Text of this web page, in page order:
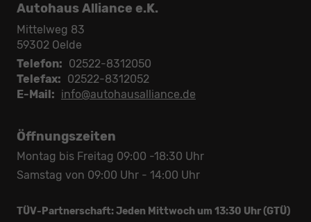
Autohaus Alliance e.K.
Mittelweg 83
59302 Oelde
Telefon: 02522-8312050
Telefax: 02522-8312052
E-Mail: info@autohausalliance.de
Öffnungszeiten
Montag bis Freitag 09:00 -18:30 Uhr
Samstag von 09:00 Uhr - 14:00 Uhr
TÜV-Partnerschaft: Jeden Mittwoch um 13:30 Uhr (GTÜ)